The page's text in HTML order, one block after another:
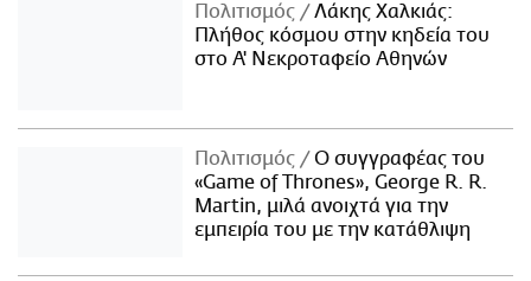
Πολιτισμός
Λάκης Χαλκιάς:
Πλήθος κόσμου στην κηδεία του
στο Α' Νεκροταφείο Αθηνών
Πολιτισμός
Ο συγγραφέας του
«Game of Thrones», George R. R.
Martin, μιλά ανοιχτά για την
εμπειρία του με την κατάθλιψη